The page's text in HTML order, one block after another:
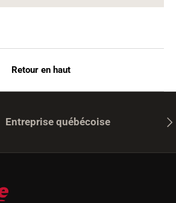
Retour en haut
Entreprise québécoise